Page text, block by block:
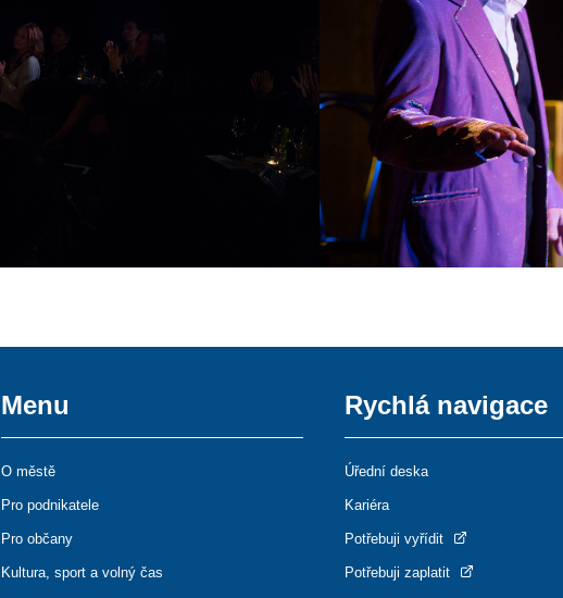
Menu
O městě
Pro podnikatele
Pro občany
Kultura, sport a volný čas
Rychlá navigace
Úřední deska
Kariéra
Potřebuji vyřídit
Potřebuji zaplatit